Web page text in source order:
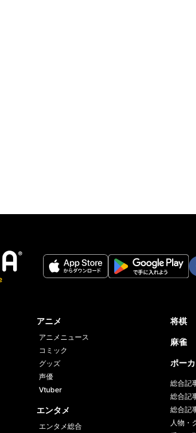
アニメ
アニメニュース
コミック
グッズ
声優
Vtuber
エンタメ
エンタメ総合
将棋
麻雀
ポー
総合記
総合記
総合記
人物・